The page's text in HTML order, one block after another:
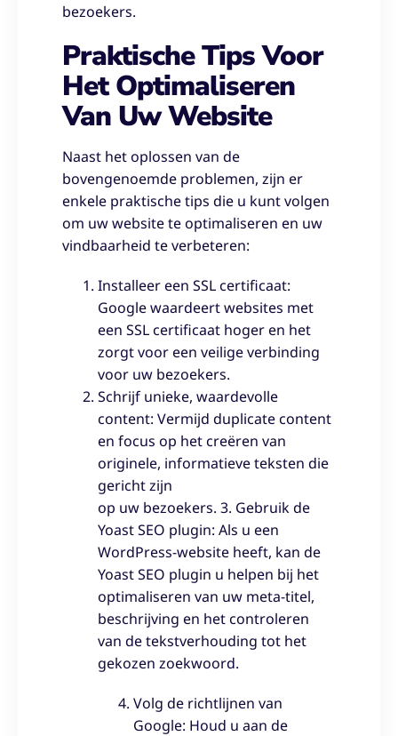
bezoekers.
Praktische Tips Voor
Het Optimaliseren
Van Uw Website
Naast het oplossen van de
bovengenoemde problemen, zijn er
enkele praktische tips die u kunt volgen
om uw website te optimaliseren en uw
vindbaarheid te verbeteren:
Installeer een SSL certificaat:
Google waardeert websites met
een SSL certificaat hoger en het
zorgt voor een veilige verbinding
voor uw bezoekers.
Schrijf unieke, waardevolle
content: Vermijd duplicate content
en focus op het creëren van
originele, informatieve teksten die
gericht zijn
op uw bezoekers. 3. Gebruik de
Yoast SEO plugin: Als u een
WordPress-website heeft, kan de
Yoast SEO plugin u helpen bij het
optimaliseren van uw meta-titel,
beschrijving en het controleren
van de tekstverhouding tot het
gekozen zoekwoord.
Volg de richtlijnen van
Google: Houd u aan de